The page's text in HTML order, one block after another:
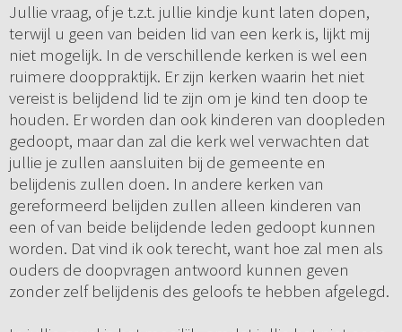
Jullie vraag, of je t.z.t. jullie kindje kunt laten dopen,
terwijl u geen van beiden lid van een kerk is, lijkt mij
niet mogelijk. In de verschillende kerken is wel een
ruimere dooppraktijk. Er zijn kerken waarin het niet
vereist is belijdend lid te zijn om je kind ten doop te
houden. Er worden dan ook kinderen van doopleden
gedoopt, maar dan zal die kerk wel verwachten dat
jullie je zullen aansluiten bij de gemeente en
belijdenis zullen doen. In andere kerken van
gereformeerd belijden zullen alleen kinderen van
een of van beide belijdende leden gedoopt kunnen
worden. Dat vind ik ook terecht, want hoe zal men als
ouders de doopvragen antwoord kunnen geven
zonder zelf belijdenis des geloofs te hebben afgelegd.